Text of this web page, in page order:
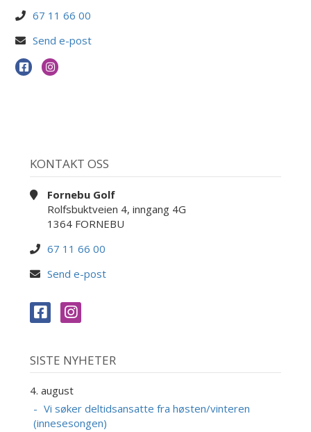
67 11 66 00
Send e-post
KONTAKT OSS
Fornebu Golf
Rolfsbuktveien 4, inngang 4G
1364 FORNEBU
67 11 66 00
Send e-post
SISTE NYHETER
4. august
Vi søker deltidsansatte fra høsten/vinteren
(innesesongen)